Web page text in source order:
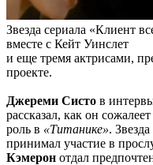
Звезда сериала «Клиент
вместе с Кейт Уинслет
и еще тремя актрисами,
проекте.
Джереми Систо в
рассказал, как он
роль в «Титанике».
принимал участие в
Кэмерон отдал